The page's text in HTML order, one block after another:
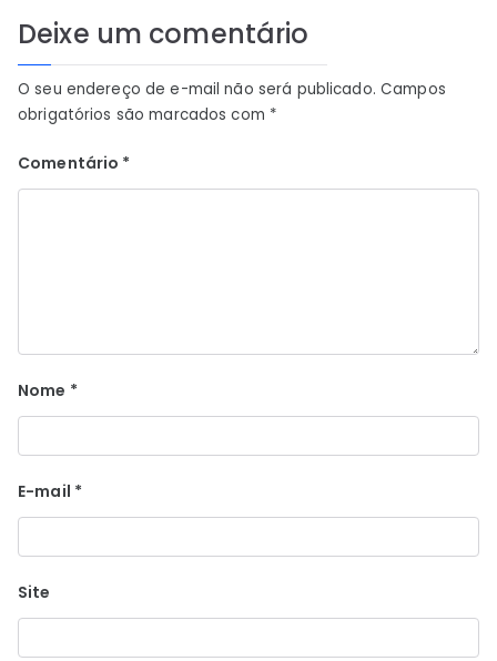
Deixe um comentário
O seu endereço de e-mail não será publicado. Campos
obrigatórios são marcados com *
Comentário *
Nome *
E-mail *
Site